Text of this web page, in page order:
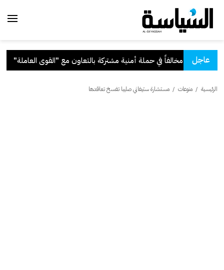
عاجلبالتعاون مع "القوى العاملة"
الرئيسية / منوعات / مستشارة ستيفاني صليبا تفسخ تعاقدها